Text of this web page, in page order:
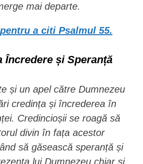
mai departe.
pentru a citi Psalmul 55.
Încredere și Speranță
și un apel către Dumnezeu
credința și încrederea în
Credincioșii se roagă să
divin în fața acestor
să găsească speranță și
lui Dumnezeu chiar și